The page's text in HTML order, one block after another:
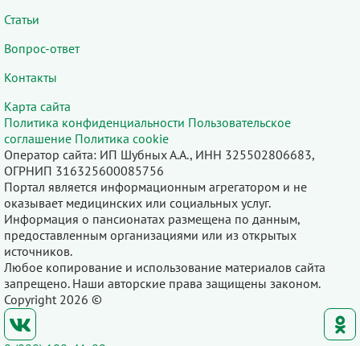
Статьи
Вопрос-ответ
Контакты
Карта сайта
Политика конфиденциальности Пользовательское
соглашение Политика cookie
Оператор сайта: ИП Шубных А.А., ИНН 325502806683,
ОГРНИП 316325600085756
Портал является информационным агрегатором и не
оказывает медицинских или социальных услуг.
Информация о пансионатах размещена по данным,
предоставленным организациями или из открытых
источников.
Любое копирование и использование материалов сайта
запрещено. Наши авторские права защищены законом.
Copyright 2026 ©